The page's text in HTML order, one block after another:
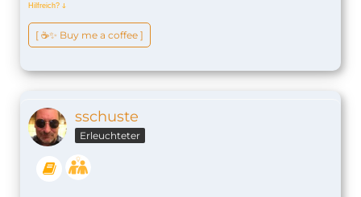
Hilfreich? ↆ
[ ☕️✨ Buy me a coffee ]
sschuste
Erleuchteter